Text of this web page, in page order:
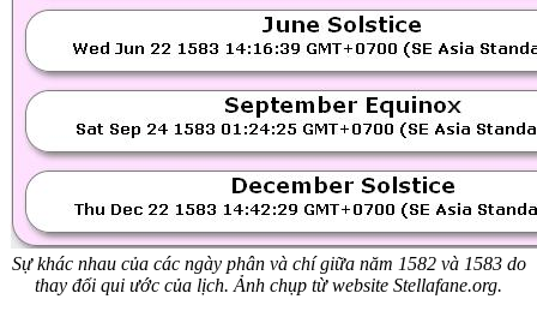
Sự khác nhau của các ngày phân và chí giữa năm 1582 và 1583 do
thay đổi qui ước của lịch. Ảnh chụp từ website Stellafane.org.